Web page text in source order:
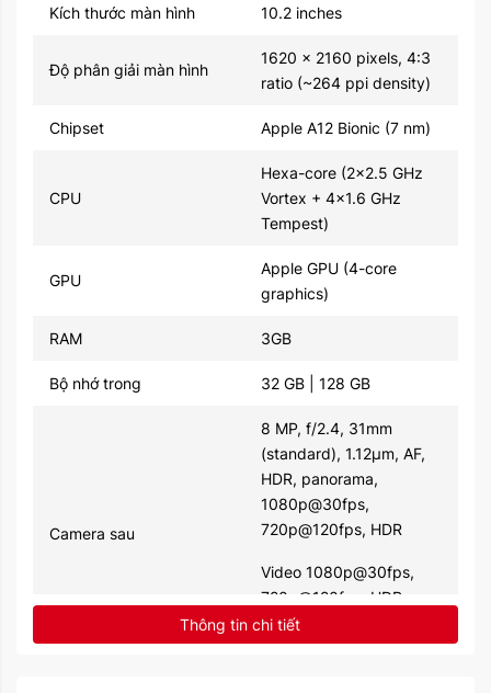
Kích thước màn hình 10.2 inches
Độ phân giải màn hình
1620 x 2160 pixels, 4:3
ratio (~264 ppi density)
Chipset Apple A12 Bionic (7 nm)
CPU
Hexa-core (2x2.5 GHz
Vortex + 4x1.6 GHz
Tempest)
GPU
Apple GPU (4-core
graphics)
RAM 3GB
Bộ nhớ trong 32 GB | 128 GB
Camera sau
8 MP, f/2.4, 31mm
(standard), 1.12µm, AF,
HDR, panorama,
1080p@30fps,
720p@120fps, HDR
Video 1080p@30fps,
720p@120fps, HDR,
stereo sound rec.
Thông tin chi tiết